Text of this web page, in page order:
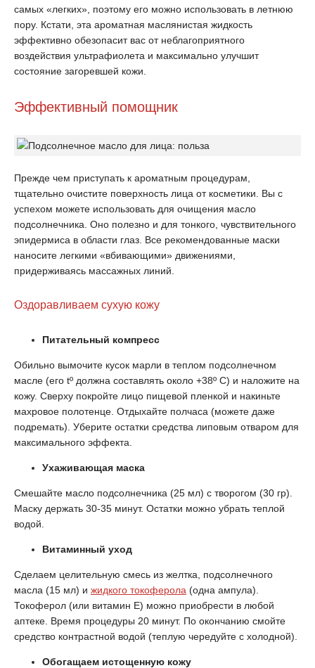
самых «легких», поэтому его можно использовать в летнюю
пору. Кстати, эта ароматная маслянистая жидкость
эффективно обезопасит вас от неблагоприятного
воздействия ультрафиолета и максимально улучшит
состояние загоревшей кожи.
Эффективный помощник
Прежде чем приступать к ароматным процедурам,
тщательно очистите поверхность лица от косметики. Вы с
успехом можете использовать для очищения масло
подсолнечника. Оно полезно и для тонкого, чувствительного
эпидермиса в области глаз. Все рекомендованные маски
наносите легкими «вбивающими» движениями,
придерживаясь массажных линий.
Оздоравливаем сухую кожу
Питательный компресс
Обильно вымочите кусок марли в теплом подсолнечном
масле (его tº должна составлять около +38º С) и наложите на
кожу. Сверху покройте лицо пищевой пленкой и накиньте
махровое полотенце. Отдыхайте полчаса (можете даже
подремать). Уберите остатки средства липовым отваром для
максимального эффекта.
Ухаживающая маска
Смешайте масло подсолнечника (25 мл) с творогом (30 гр).
Маску держать 30-35 минут. Остатки можно убрать теплой
водой.
Витаминный уход
Сделаем целительную смесь из желтка, подсолнечного
масла (15 мл) и жидкого токоферола (одна ампула).
Токоферол (или витамин Е) можно приобрести в любой
аптеке. Время процедуры 20 минут. По окончанию смойте
средство контрастной водой (теплую чередуйте с холодной).
Обогащаем истощенную кожу